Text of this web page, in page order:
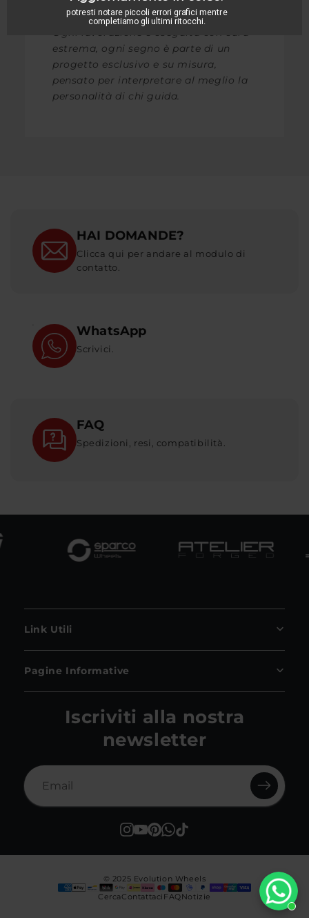
l’unicità delle ruote modulari.
Ogni lavorazione è eseguita con cura
estrema, ogni segno è parte di un
progetto esclusivo e su misura,
pensato per interpretare al meglio la
personalità di chi guida.
HAI DOMANDE?
Clicca qui per andare al modulo di
contatto.
WhatsApp
Scrivici.
FAQ
Spedizioni, resi, compatibilità.
Link Utili
Pagine Informative
Iscriviti alla nostra
newsletter
© 2025 Evolution Wheels
CercaContattaci FAQNotizie